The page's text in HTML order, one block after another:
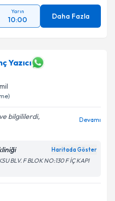
Yarın
10:00 Daha Fazla
Yazıcı
bilgililerdi,
Devamı
Haritada Göster
BLV. F BLOK NO:130 F İÇ KAPI